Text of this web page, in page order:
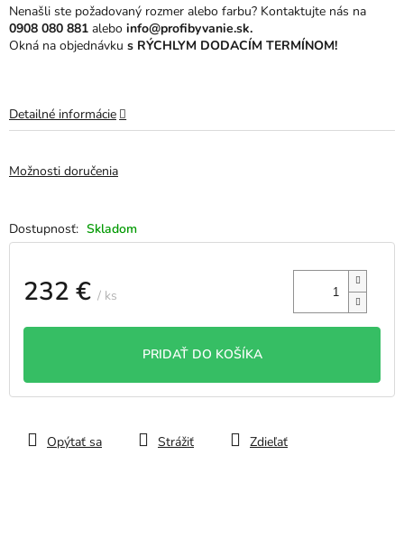
Skladom
Možnosti doručenia
232 € / ks
PRIDAŤ DO KOŠÍKA
Nenašli ste požadovaný rozmer alebo farbu? Kontaktujte nás na
0908 080 881 alebo info@profibyvanie.sk.
Okná na objednávku s RÝCHLYM DODACÍM TERMÍNOM!
Detailné informácie
Opýtať sa Strážiť Zdieľať